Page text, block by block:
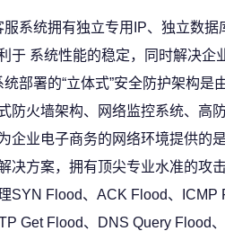
系统拥有独立专用IP、独立数
于 系统性能的稳定，同时解决
部署的“立体式”安全防护架构
防火墙架构、网络监控系统、高
企业电子商务的网络环境提供的
决方案，拥有顶尖专业水准的攻
SYN Flood、ACK Flood、
Get Flood、DNS Query Flood